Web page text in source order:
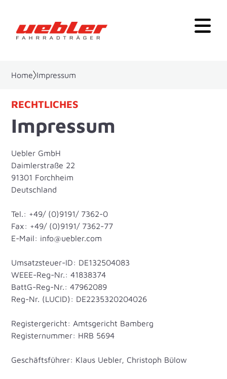
Home Impressum
RECHTLICHES
Impressum
Uebler GmbH
Daimlerstraße 22
91301 Forchheim
Deutschland
Tel.: +49/ (0)9191/ 7362-0
Fax: +49/ (0)9191/ 7362-77
E-Mail: info@uebler.com
Umsatzsteuer-ID: DE132504083
WEEE-Reg-Nr.: 41838374
BattG-Reg-Nr.: 47962089
Reg-Nr. (LUCID): DE2235320204026
Registergericht: Amtsgericht Bamberg
Registernummer: HRB 5694
Geschäftsführer: Klaus Uebler, Christoph Bülow